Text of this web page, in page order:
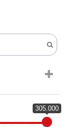
305.000